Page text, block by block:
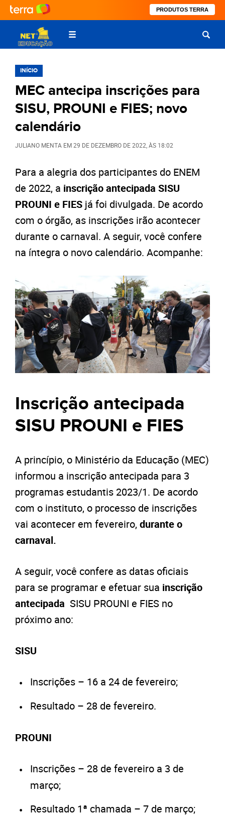
PRODUTOS TERRA
INÍCIO
MEC antecipa inscrições para
SISU, PROUNI e FIES; novo
calendário
JULIANO MENTA EM29 DE DEZEMBRO DE 2022 , ÀS 18:02
Para a alegria dos participantes do ENEM
de 2022, a inscrição antecipada SISU
PROUNI e FIES já foi divulgada. De acordo
com o órgão, as inscrições irão acontecer
durante o carnaval. A seguir, você confere
na íntegra o novo calendário. Acompanhe:
Inscrição antecipada
SISU PROUNI e FIES
A princípio, o Ministério da Educação (MEC)
informou a inscrição antecipada para 3
programas estudantis 2023/1. De acordo
com o instituto, o processo de inscrições
vai acontecer em fevereiro, durante o
carnaval.
A seguir, você confere as datas oficiais
para se programar e efetuar sua inscrição
antecipada SISU PROUNI e FIES no
próximo ano:
SISU
Inscrições – 16 a 24 de fevereiro;
Resultado – 28 de fevereiro.
PROUNI
Inscrições – 28 de fevereiro a 3 de
março;
Resultado 1ª chamada – 7 de março;